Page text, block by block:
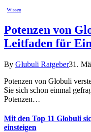
Wissen
Potenzen von
Leitfaden für
By Glubuli Ratgeber31.
Potenzen von Globuli
Sie sich schon einmal
Potenzen…
Mit den Top 11 Globuli
einsteigen